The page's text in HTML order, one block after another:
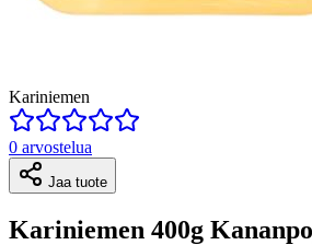
Kariniemen
0 arvostelua
Jaa tuote
Kariniemen 400g